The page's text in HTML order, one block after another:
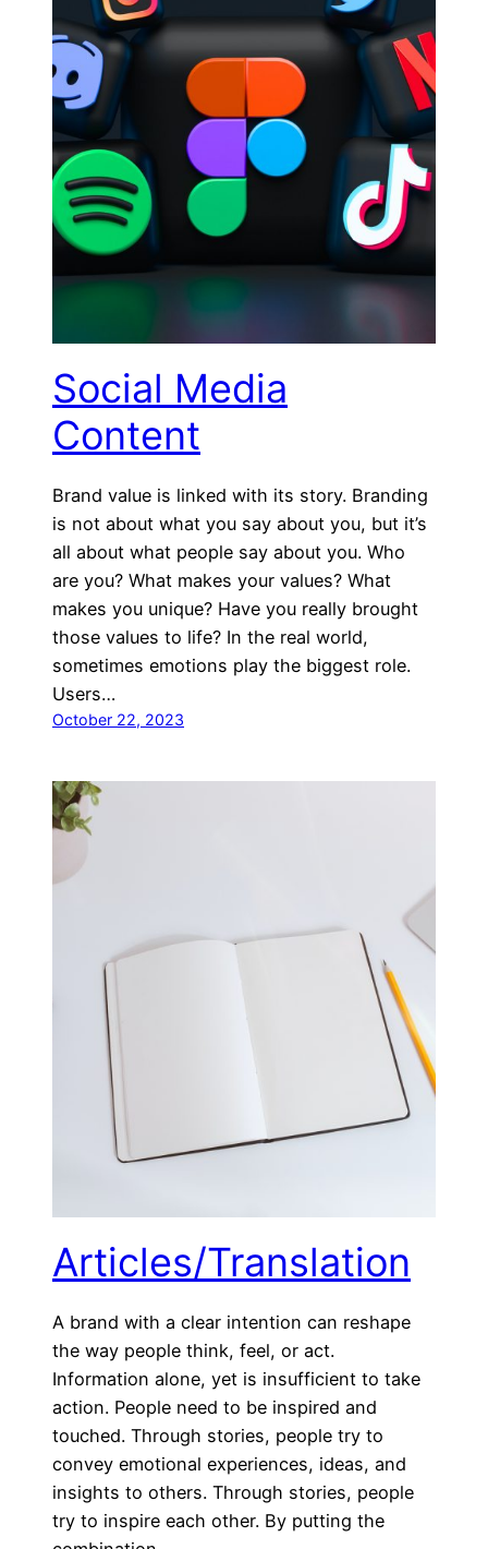
Social Media
Content
Brand value is linked with its story. Branding
is not about what you say about you, but it’s
all about what people say about you. Who
are you? What makes your values? What
makes you unique? Have you really brought
those values to life? In the real world,
sometimes emotions play the biggest role.
Users…
October 22, 2023
Articles/Translation
A brand with a clear intention can reshape
the way people think, feel, or act.
Information alone, yet is insufficient to take
action. People need to be inspired and
touched. Through stories, people try to
convey emotional experiences, ideas, and
insights to others. Through stories, people
try to inspire each other. By putting the